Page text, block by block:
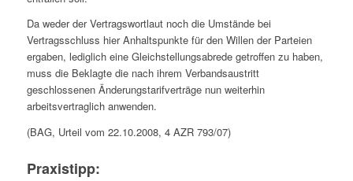
Da weder der Vertragswortlaut noch die Umstände bei
Vertragsschluss hier Anhaltspunkte für den Willen der Parteien
ergaben, lediglich eine Gleichstellungsabrede getroffen zu haben,
muss die Beklagte die nach ihrem Verbandsaustritt
geschlossenen Änderungstarifverträge nun weiterhin
arbeitsvertraglich anwenden.
(BAG, Urteil vom 22.10.2008, 4 AZR 793/07)
Praxistipp: